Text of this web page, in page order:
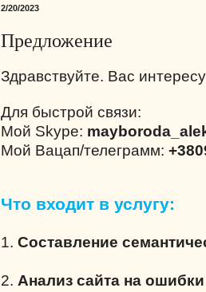
2/20/2023
Предложение
Здравствуйте. Вас
Для быстрой связи:
Мой Skype:
Мой Вацап/телеграмм:
Что входит в услугу:
1. Составление
2. Анализ сайта на